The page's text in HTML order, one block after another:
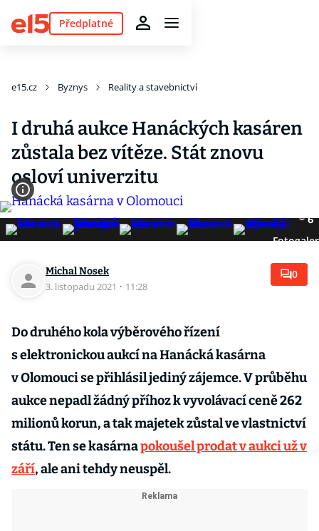
Předplatné
e15.cz Byznys Reality a stavebnictví
I druhá aukce Hanáckých kasáren
zůstala bez vítěze. Stát znovu
osloví univerzitu
6
Michal Nosek
3. listopadu 2021 · 11:28
0
Do druhého kola výběrového řízení
s elektronickou aukcí na Hanácká kasárna
v Olomouci se přihlásil jediný zájemce. V průběhu
aukce nepadl žádný příhoz k vyvolávací ceně 262
milionů korun, a tak majetek zůstal ve vlastnictví
státu. Ten se kasárnapokoušel prodat v aukci už v
září, ale ani tehdy neuspěl.